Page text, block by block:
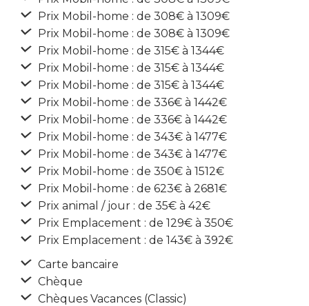
Prix Mobil-home : de 308€ à 1309€
Prix Mobil-home : de 308€ à 1309€
Prix Mobil-home : de 315€ à 1344€
Prix Mobil-home : de 315€ à 1344€
Prix Mobil-home : de 315€ à 1344€
Prix Mobil-home : de 336€ à 1442€
Prix Mobil-home : de 336€ à 1442€
Prix Mobil-home : de 343€ à 1477€
Prix Mobil-home : de 343€ à 1477€
Prix Mobil-home : de 350€ à 1512€
Prix Mobil-home : de 623€ à 2681€
Prix animal / jour : de 35€ à 42€
Prix Emplacement : de 129€ à 350€
Prix Emplacement : de 143€ à 392€
Carte bancaire
Chèque
Chèques Vacances (Classic)